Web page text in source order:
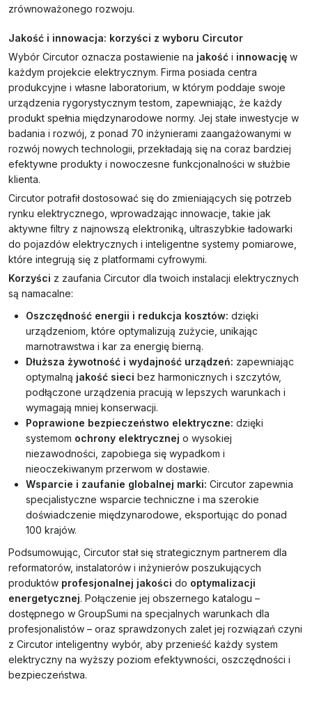
zrównoważonego rozwoju.
Jakość i innowacja: korzyści z wyboru Circutor
Wybór Circutor oznacza postawienie na jakość i innowację w
każdym projekcie elektrycznym. Firma posiada centra
produkcyjne i własne laboratorium, w którym poddaje swoje
urządzenia rygorystycznym testom, zapewniając, że każdy
produkt spełnia międzynarodowe normy. Jej stałe inwestycje w
badania i rozwój, z ponad 70 inżynierami zaangażowanymi w
rozwój nowych technologii, przekładają się na coraz bardziej
efektywne produkty i nowoczesne funkcjonalności w służbie
klienta.
Circutor potrafił dostosować się do zmieniających się potrzeb
rynku elektrycznego, wprowadzając innowacje, takie jak
aktywne filtry z najnowszą elektroniką, ultraszybkie ładowarki
do pojazdów elektrycznych i inteligentne systemy pomiarowe,
które integrują się z platformami cyfrowymi.
Korzyści z zaufania Circutor dla twoich instalacji elektrycznych
są namacalne:
Oszczędność energii i redukcja kosztów: dzięki
urządzeniom, które optymalizują zużycie, unikając
marnotrawstwa i kar za energię bierną.
Dłuższa żywotność i wydajność urządzeń: zapewniając
optymalną jakość sieci bez harmonicznych i szczytów,
podłączone urządzenia pracują w lepszych warunkach i
wymagają mniej konserwacji.
Poprawione bezpieczeństwo elektryczne: dzięki
systemom ochrony elektrycznej o wysokiej
niezawodności, zapobiega się wypadkom i
nieoczekiwanym przerwom w dostawie.
Wsparcie i zaufanie globalnej marki: Circutor zapewnia
specjalistyczne wsparcie techniczne i ma szerokie
doświadczenie międzynarodowe, eksportując do ponad
100 krajów.
Podsumowując, Circutor stał się strategicznym partnerem dla
reformatorów, instalatorów i inżynierów poszukujących
produktów profesjonalnej jakości do optymalizacji
energetycznej. Połączenie jej obszernego katalogu –
dostępnego w GroupSumi na specjalnych warunkach dla
profesjonalistów – oraz sprawdzonych zalet jej rozwiązań czyni
z Circutor inteligentny wybór, aby przenieść każdy system
elektryczny na wyższy poziom efektywności, oszczędności i
bezpieczeństwa.